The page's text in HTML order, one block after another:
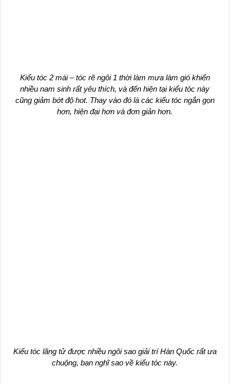
Kiểu tóc 2 mái – tóc rẽ ngôi 1 thời làm mưa làm gió khiến
nhiều nam sinh rất yêu thích, và đến hiện tại kiểu tóc này
cũng giảm bớt độ hot. Thay vào đó là các kiểu tóc ngắn gọn
hơn, hiện đại hơn và đơn giản hơn.
Kiểu tóc lãng tử được nhiều ngôi sao giải trí Hàn Quốc rất ưa
chuộng, bạn nghĩ sao về kiểu tóc này.